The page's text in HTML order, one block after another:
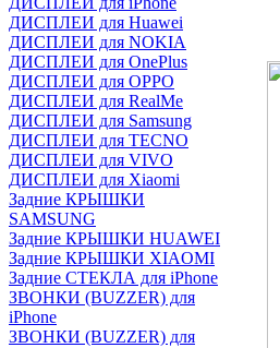
ДИСПЛЕИ для Huawei
ДИСПЛЕИ для NOKIA
ДИСПЛЕИ для OnePlus
ДИСПЛЕИ для OPPO
ДИСПЛЕИ для RealMe
ДИСПЛЕИ для Samsung
ДИСПЛЕИ для TECNO
ДИСПЛЕИ для VIVO
ДИСПЛЕИ для Xiaomi
Задние КРЫШКИ
SAMSUNG
Задние КРЫШКИ HUAWEI
Задние КРЫШКИ XIAOMI
Задние СТЕКЛА для iPhone
ЗВОНКИ (BUZZER) для
iPhone
ЗВОНКИ (BUZZER) для